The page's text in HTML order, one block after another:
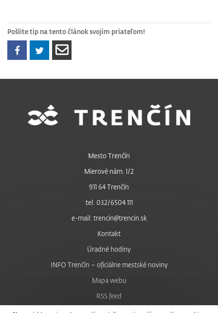
Pošlite tip na tento článok svojim priateľom!
Mesto Trenčín
Mierové nám. 1/2
911 64 Trenčín
tel: 032/6504 111
e-mail: trencin@trencin.sk
Kontakt
Úradné hodiny
INFO Trenčín – oficiálne mestské noviny
Mapa webu
RSS feed
Nastavenie cookies